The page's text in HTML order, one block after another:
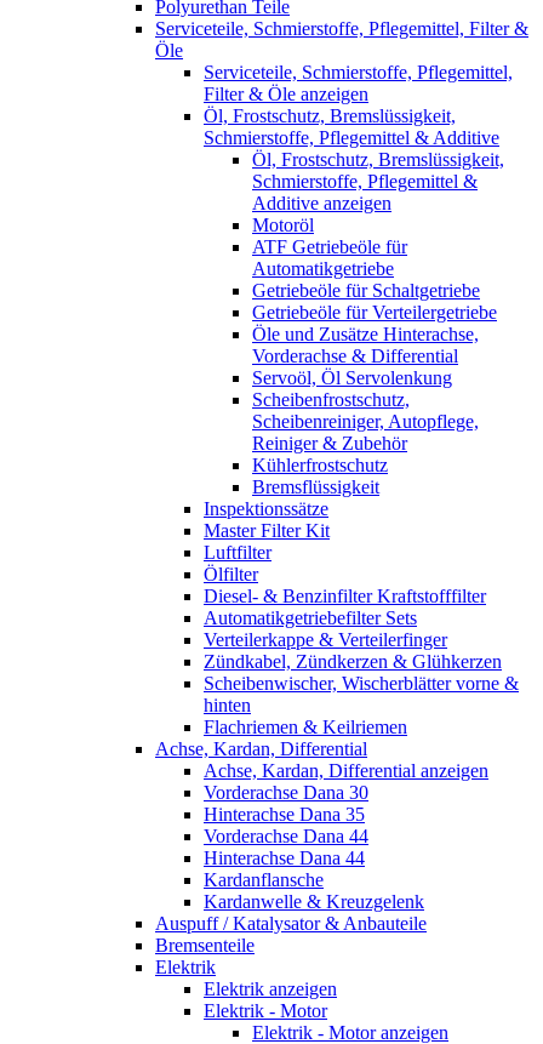
Polyurethan Teile
Serviceteile, Schmierstoffe, Pflegemittel, Filter &
Öle
Serviceteile, Schmierstoffe, Pflegemittel,
Filter & Öle anzeigen
Öl, Frostschutz, Bremslüssigkeit,
Schmierstoffe, Pflegemittel & Additive
Öl, Frostschutz, Bremslüssigkeit,
Schmierstoffe, Pflegemittel &
Additive anzeigen
Motoröl
ATF Getriebeöle für
Automatikgetriebe
Getriebeöle für Schaltgetriebe
Getriebeöle für Verteilergetriebe
Öle und Zusätze Hinterachse,
Vorderachse & Differential
Servoöl, Öl Servolenkung
Scheibenfrostschutz,
Scheibenreiniger, Autopflege,
Reiniger & Zubehör
Kühlerfrostschutz
Bremsflüssigkeit
Inspektionssätze
Master Filter Kit
Luftfilter
Ölfilter
Diesel- & Benzinfilter Kraftstofffilter
Automatikgetriebefilter Sets
Verteilerkappe & Verteilerfinger
Zündkabel, Zündkerzen & Glühkerzen
Scheibenwischer, Wischerblätter vorne &
hinten
Flachriemen & Keilriemen
Achse, Kardan, Differential
Achse, Kardan, Differential anzeigen
Vorderachse Dana 30
Hinterachse Dana 35
Vorderachse Dana 44
Hinterachse Dana 44
Kardanflansche
Kardanwelle & Kreuzgelenk
Auspuff / Katalysator & Anbauteile
Bremsenteile
Elektrik
Elektrik anzeigen
Elektrik - Motor
Elektrik - Motor anzeigen